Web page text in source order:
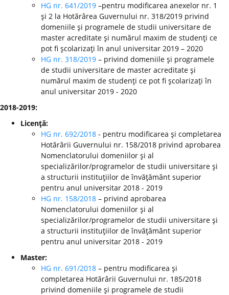
HG nr. 641/2019 –pentru modificarea anexelor nr. 1
şi 2 la Hotărârea Guvernului nr. 318/2019 privind
domeniile şi programele de studii universitare de
master acreditate şi numărul maxim de studenţi ce
pot fi şcolarizaţi în anul universitar 2019 – 2020
HG nr. 318/2019 – privind domeniile şi programele
de studii universitare de master acreditate şi
numărul maxim de studenţi ce pot fi şcolarizaţi în
anul universitar 2019 - 2020
2018-2019:
Licenţă:
HG nr. 692/2018 - pentru modificarea şi completarea
Hotărârii Guvernului nr. 158/2018 privind aprobarea
Nomenclatorului domeniilor şi al
specializărilor/programelor de studii universitare şi
a structurii instituţiilor de învăţământ superior
pentru anul universitar 2018 - 2019
HG nr. 158/2018 – privind aprobarea
Nomenclatorului domeniilor şi al
specializărilor/programelor de studii universitare şi
a structurii instituţiilor de învăţământ superior
pentru anul universitar 2018 - 2019
Master:
HG nr. 691/2018 – pentru modificarea şi
completarea Hotărârii Guvernului nr. 185/2018
privind domeniile şi programele de studii